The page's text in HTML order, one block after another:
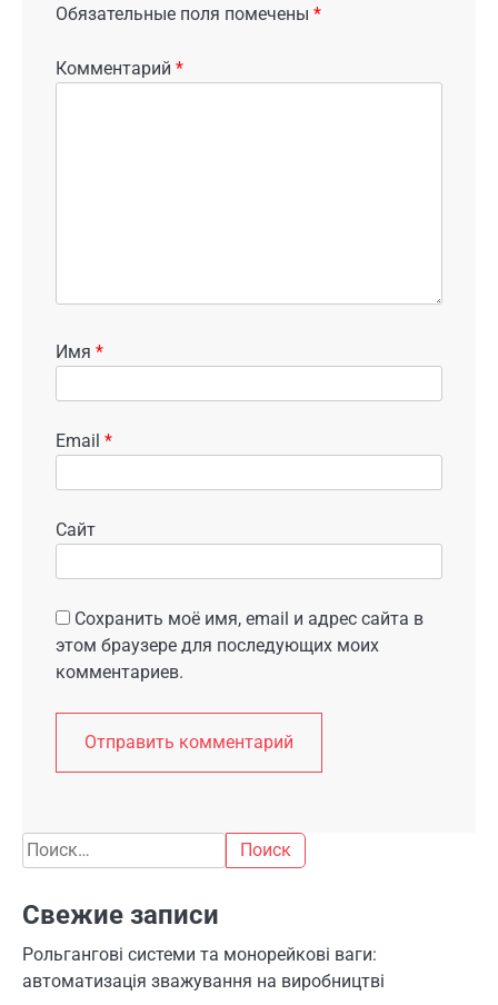
Обязательные поля помечены *
Комментарий *
Имя *
Email *
Сайт
Сохранить моё имя, email и адрес сайта в
этом браузере для последующих моих
комментариев.
Найти:
Свежие записи
Рольгангові системи та монорейкові ваги:
автоматизація зважування на виробництві